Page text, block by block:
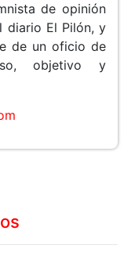
de opinión
diario El Pilón, y
de un oficio de
objetivo y